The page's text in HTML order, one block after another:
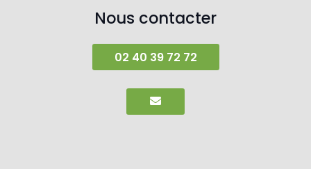
Nous contacter
02 40 39 72 72